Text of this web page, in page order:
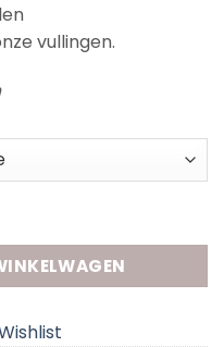
vullingen.